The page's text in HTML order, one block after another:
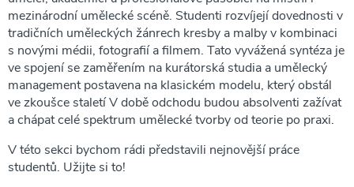
mezinárodní umělecké scéně. Studenti rozvíjejí dovednosti v
tradičních uměleckých žánrech kresby a malby v kombinaci
s novými médii, fotografií a filmem. Tato vyvážená syntéza je
ve spojení se zaměřením na kurátorská studia a umělecký
management postavena na klasickém modelu, který obstál
ve zkoušce staletí V době odchodu budou absolventi zažívat
a chápat celé spektrum umělecké tvorby od teorie po praxi.
V této sekci bychom rádi představili nejnovější práce
studentů. Užijte si to!